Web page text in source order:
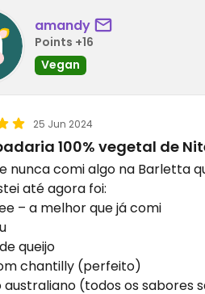
amandy
Points +16
Vegan
25 Jun 2024
100% vegetal de
nunca comi algo na Barletta
até agora foi:
– a melhor que já comi
queijo
chantilly (perfeito)
australiano (todos os sabores